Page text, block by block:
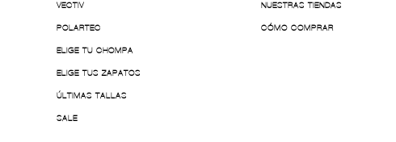
VECTIV
POLARTEC
ELIGE TU CHOMPA
ELIGE TUS ZAPATOS
ÚLTIMAS TALLAS
SALE
NUESTRAS TIENDAS
CÓMO COMPRAR